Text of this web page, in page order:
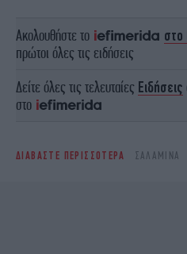
Ακολουθήστε το στο
πρώτοι όλες τις ειδήσεις
Δείτε όλες τις τελευταίες Ειδήσεις
στο
ΔΙΑΒΑΣΤΕ ΠΕΡΙΣΣΟΤΕΡΑ ΣΑΛΑΜΊΝΑ